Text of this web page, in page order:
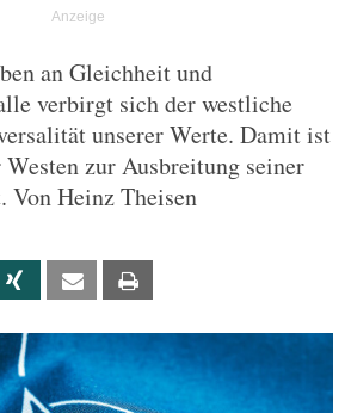
an Gleichheit und
verbirgt sich der westliche
unserer Werte. Damit ist
Westen zur Ausbreitung seiner
Von Heinz Theisen
Xing Email